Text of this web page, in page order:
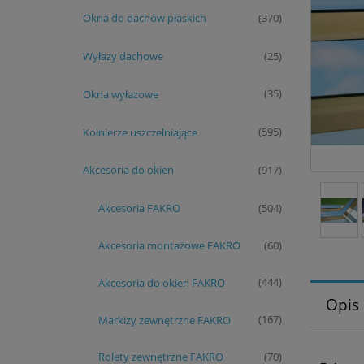
Okna do dachów płaskich (370)
Wyłazy dachowe (25)
Okna wyłazowe (35)
Kołnierze uszczelniające (595)
Akcesoria do okien (917)
Akcesoria FAKRO (504)
Akcesoria montażowe FAKRO (60)
Akcesoria do okien FAKRO (444)
Markizy zewnętrzne FAKRO (167)
Rolety zewnętrzne FAKRO (70)
Opis